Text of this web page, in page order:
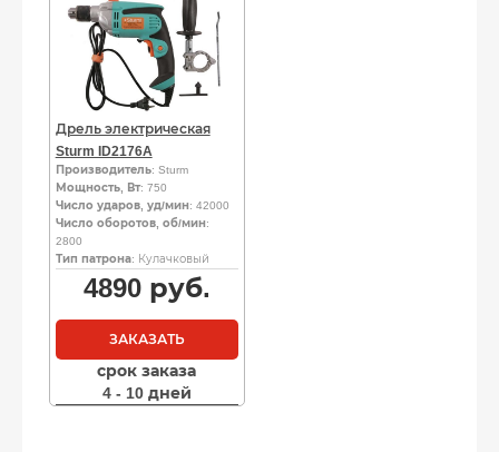
Дрель электрическая
Sturm ID2176A
Производитель: Sturm
Мощность, Вт: 750
Число ударов, уд/мин: 42000
Число оборотов, об/мин:
2800
Тип патрона: Кулачковый
4890руб.
ЗАКАЗАТЬ
срок заказа
4 - 10 дней